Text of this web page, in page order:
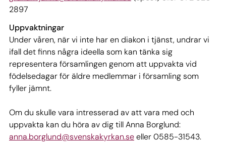
2897
Uppvaktningar
Under våren, när vi inte har en diakon i tjänst, undrar vi
ifall det finns några ideella som kan tänka sig
representera församlingen genom att uppvakta vid
födelsedagar för äldre medlemmar i församling som
fyller jämnt.
Om du skulle vara intresserad av att vara med och
uppvakta kan du höra av dig till Anna Borglund:
anna.borglund@svenskakyrkan.seeller 0585-31543.